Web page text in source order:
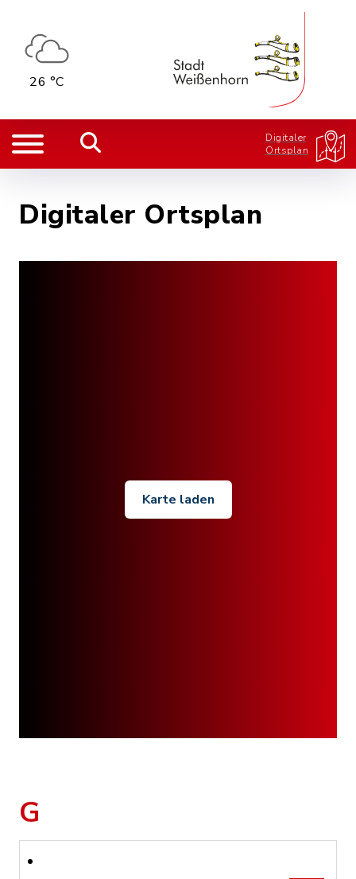
26 °C
Digitaler
Ortsplan
Digitaler Ortsplan
Karte laden
G